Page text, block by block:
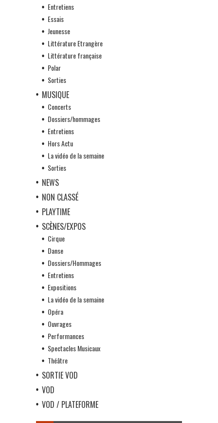
Entretiens
Essais
Jeunesse
Littérature Etrangère
Littérature française
Polar
Sorties
MUSIQUE
Concerts
Dossiers/hommages
Entretiens
Hors Actu
La vidéo de la semaine
Sorties
NEWS
NON CLASSÉ
PLAYTIME
SCÈNES/EXPOS
Cirque
Danse
Dossiers/Hommages
Entretiens
Expositions
La vidéo de la semaine
Opéra
Ouvrages
Performances
Spectacles Musicaux
Théâtre
SORTIE VOD
VOD
VOD / PLATEFORME